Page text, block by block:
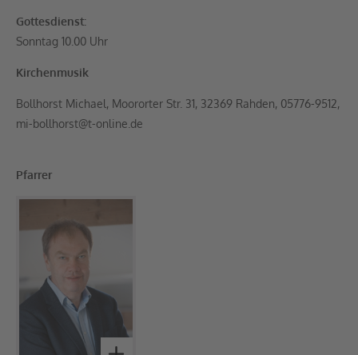
Gottesdienst:
Sonntag 10.00 Uhr
Kirchenmusik
Bollhorst Michael, Moororter Str. 31, 32369 Rahden, 05776-9512,
mi-bollhorst@t-online.de
Pfarrer